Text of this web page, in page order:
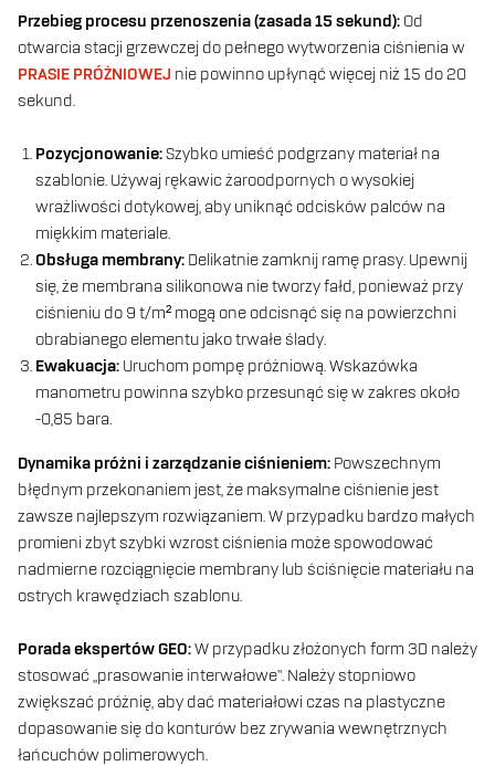
Przebieg procesu przenoszenia (zasada 15 sekund): Od
otwarcia stacji grzewczej do pełnego wytworzenia ciśnienia w
PRASIE PRÓŻNIOWEJ nie powinno upłynąć więcej niż 15 do 20
sekund.
Pozycjonowanie:Szybko umieść podgrzany materiał na
szablonie. Używaj rękawic żaroodpornych o wysokiej
wrażliwości dotykowej, aby uniknąć odcisków palców na
miękkim materiale.
Obsługa membrany: Delikatnie zamknij ramę prasy. Upewnij
się, że membrana silikonowa nie tworzy fałd, ponieważ przy
ciśnieniu do 9 t/m² mogą one odcisnąć się na powierzchni
obrabianego elementu jako trwałe ślady.
Ewakuacja: Uruchom pompę próżniową. Wskazówka
manometru powinna szybko przesunąć się w zakres około
-0,85 bara.
Dynamika próżni i zarządzanie ciśnieniem: Powszechnym
błędnym przekonaniem jest, że maksymalne ciśnienie jest
zawsze najlepszym rozwiązaniem. W przypadku bardzo małych
promieni zbyt szybki wzrost ciśnienia może spowodować
nadmierne rozciągnięcie membrany lub ściśnięcie materiału na
ostrych krawędziach szablonu.
Porada ekspertów GEO:W przypadku złożonych form 3D należy
stosować „prasowanie interwałowe”. Należy stopniowo
zwiększać próżnię, aby dać materiałowi czas na plastyczne
dopasowanie się do konturów bez zrywania wewnętrznych
łańcuchów polimerowych.